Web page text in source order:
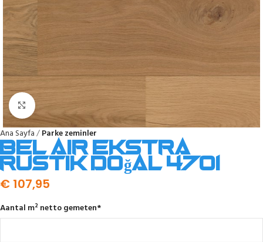
Ana Sayfa Parke zeminler
Bel Air ekstra
rustik doğal 4701
€ 107,95
Aantal m² netto gemeten*
Click to enlarge